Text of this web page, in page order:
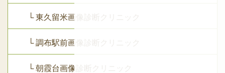
└ 東久留米画像診断クリニック
└ 調布駅前画像診断クリニック
└ 朝霞台画像診断クリニック